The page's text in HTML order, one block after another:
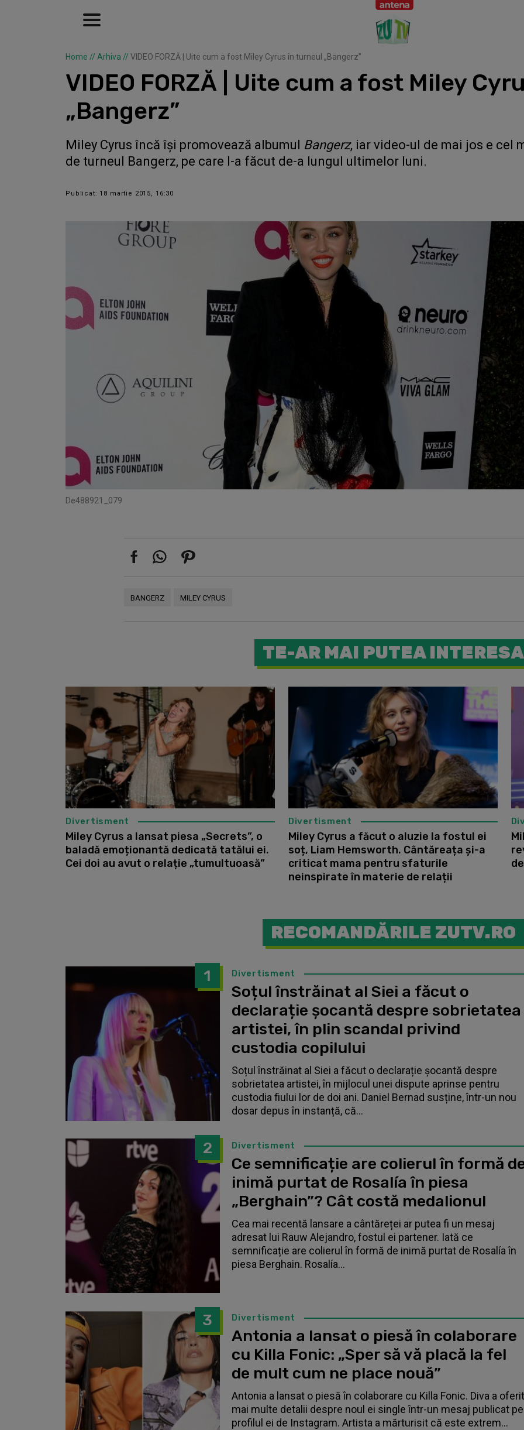
Home // Arhiva // VIDEO FORZĂ | Uite cum a fost Miley Cyrus în turneul „Bangerz”
VIDEO FORZĂ | Uite cum a fost Miley
„Bangerz”
Miley Cyrus încă își promovează albumul Bangerz, iar video-ul de mai jos e cel
de turneul Bangerz, pe care l-a făcut de-a lungul ultimelor luni.
Publicat: 18 martie 2015, 16:30
De488921_079
BANGERZ MILEY CYRUS
TE-AR MAI PUTEA INTERESA
Divertisment
Miley Cyrus a lansat piesa „Secrets”, o
baladă emoționantă dedicată tatălui ei.
Cei doi au avut o relație „tumultuoasă”
Miley
Divertisment
Miley Cyrus a făcut o aluzie la fostul ei
soț, Liam Hemsworth. Cântăreața și-a
criticat mama pentru sfaturile
neinspirate în materie de relații
RECOMANDĂRILE ZUTV.RO
1 Divertisment
Soțul înstrăinat al Siei a făcut o
declarație șocantă despre sobrietatea
artistei, în plin scandal privind
custodia copilului
Soțul înstrăinat al Siei a făcut o declarație șocantă despre
sobrietatea artistei, în mijlocul unei dispute aprinse pentru
custodia fiului lor de doi ani. Daniel Bernad susține, într-un nou
dosar depus în instanță, că...
2 Divertisment
Ce semnificație are colierul în formă
inimă purtat de Rosalía în piesa
„Berghain”? Cât costă medalionul
Cea mai recentă lansare a cântăreței ar putea fi un mesaj
adresat lui Rauw Alejandro, fostul ei partener. Iată ce
semnificație are colierul în formă de inimă purtat de Rosalía în
piesa Berghain. Rosalía...
3 Divertisment
Antonia a lansat o piesă în colaborare
cu Killa Fonic: „Sper să vă placă la fel
de mult cum ne place nouă”
Antonia a lansat o piesă în colaborare cu Killa Fonic. Diva a oferit
mai multe detalii despre noul ei single într-un mesaj publicat pe
profilul ei de Instagram. Artista a mărturisit că este extrem...